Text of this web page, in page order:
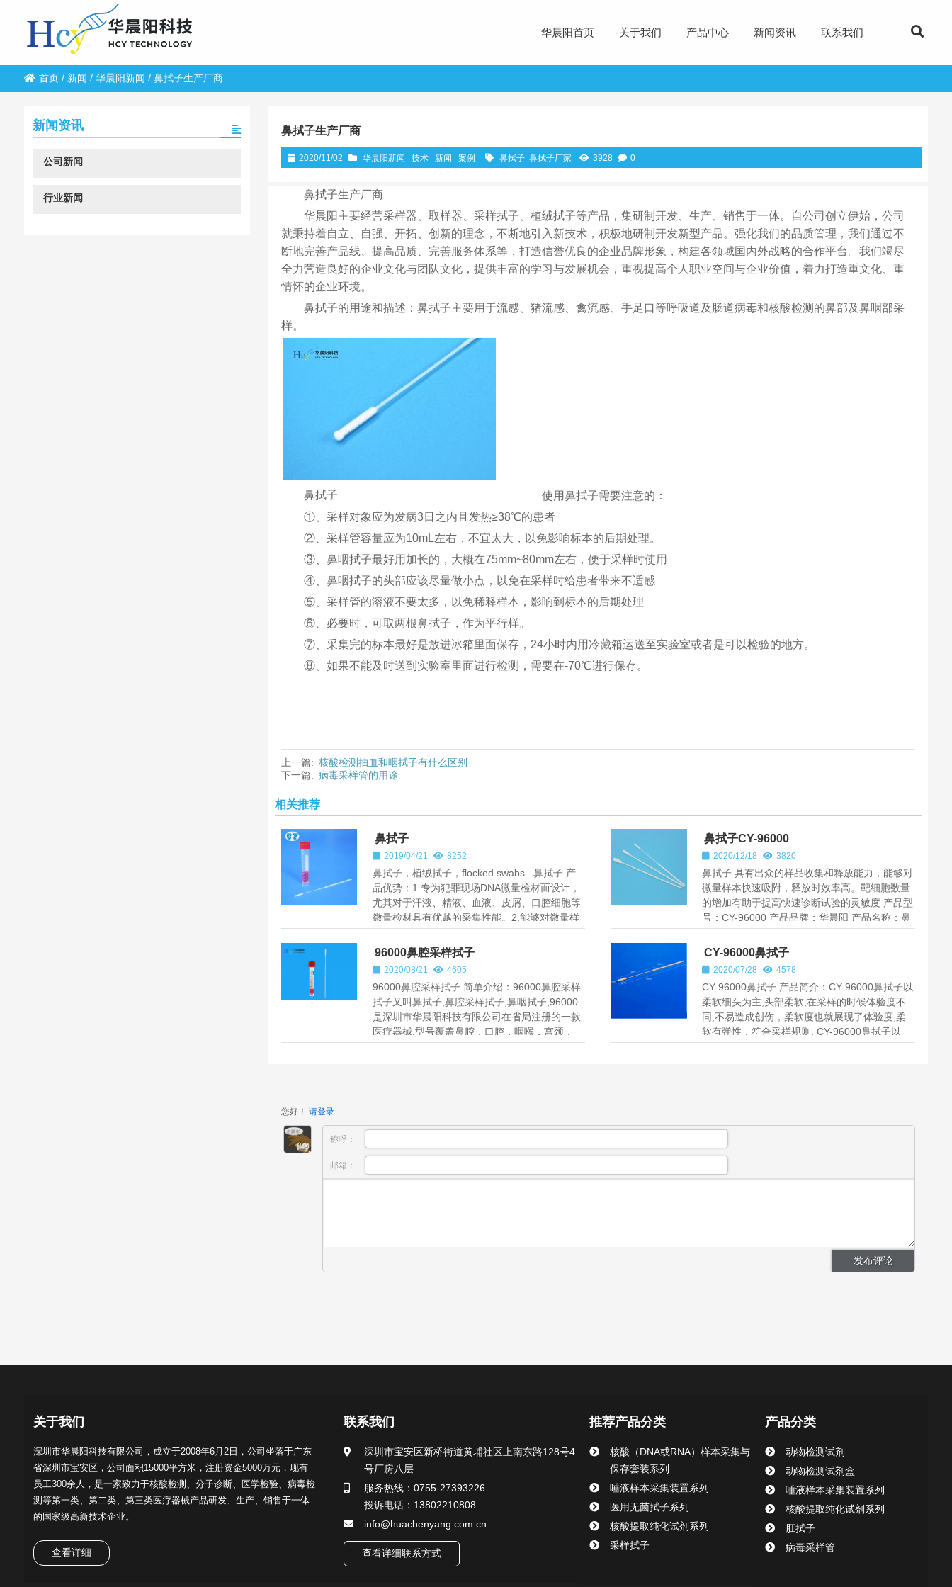
华晨阳首页 关于我们 产品中心 新闻资讯 联系我们
首页/ 新闻 / 华晨阳新闻 / 鼻拭子生产厂商
鼻拭子生产厂商
2020/11/02 华晨阳新闻 技术 新闻 案例 鼻拭子 鼻拭子厂家 3928 0
鼻拭子生产厂商
华晨阳主要经营采样器、取样器、采样拭子、植绒拭子等产品，集研制开发、生产、销售于一体。自公司创立伊始，公司
就秉持着自立、自强、开拓、创新的理念，不断地引入新技术，积极地研制开发新型产品。强化我们的品质管理，我们通过不
断地完善产品线、提高品质、完善服务体系等，打造信誉优良的企业品牌形象，构建各领域国内外战略的合作平台。我们竭尽
全力营造良好的企业文化与团队文化，提供丰富的学习与发展机会，重视提高个人职业空间与企业价值，着力打造重文化、重
情怀的企业环境。
鼻拭子的用途和描述：鼻拭子主要用于流感、猪流感、禽流感、手足口等呼吸道及肠道病毒和核酸检测的鼻部及鼻咽部采
样。
鼻拭子
使用鼻拭子需要注意的：
①、采样对象应为发病3日之内且发热≥38℃的患者
②、采样管容量应为10mL左右，不宜太大，以免影响标本的后期处理。
③、鼻咽拭子最好用加长的，大概在75mm~80mm左右，便于采样时使用
④、鼻咽拭子的头部应该尽量做小点，以免在采样时给患者带来不适感
⑤、采样管的溶液不要太多，以免稀释样本，影响到标本的后期处理
⑥、必要时，可取两根鼻拭子，作为平行样。
⑦、采集完的标本最好是放进冰箱里面保存，24小时内用冷藏箱运送至实验室或者是可以检验的地方。
⑧、如果不能及时送到实验室里面进行检测，需要在-70℃进行保存。
上一篇: 核酸检测抽血和咽拭子有什么区别
下一篇: 病毒采样管的用途
相关推荐
鼻拭子
2019/04/21 8252
鼻拭子，植绒拭子，flocked swabs 鼻拭子 产
品优势：1.专为犯罪现场DNA微量检材而设计，
尤其对于汗液、精液、血液、皮屑、口腔细胞等
微量检材具有优越的采集性能。2.能够对微量样
本快速吸附，释...
鼻拭子CY-96000
2020/12/18 3820
鼻拭子 具有出众的样品收集和释放能力，能够对
微量样本快速吸附，释放时效率高。靶细胞数量
的增加有助于提高快速诊断试验的灵敏度 产品型
号：CY-96000 产品品牌：华晨阳 产品名称：鼻
拭子 材质：ABS+尼龙...
96000鼻腔采样拭子
2020/08/21 4605
96000鼻腔采样拭子 简单介绍：96000鼻腔采样
拭子又叫鼻拭子,鼻腔采样拭子,鼻咽拭子,96000
是深圳市华晨阳科技有限公司在省局注册的一款
医疗器械,型号覆盖鼻腔，口腔，咽喉，宫颈，
取得2类医疗器械生产许可...
CY-96000鼻拭子
2020/07/28 4578
CY-96000鼻拭子 产品简介：CY-96000鼻拭子以
柔软细头为主,头部柔软,在采样的时候体验度不
同,不易造成创伤，柔软度也就展现了体验度,柔
软有弹性，符合采样规则. CY-96000鼻拭子以
15cm的总长度为标准,折断点...
您好！ 请登录
称呼：
邮箱：
新闻资讯
公司新闻
行业新闻
关于我们
深圳市华晨阳科技有限公司，成立于2008年6月2日，公司坐落于广东
省深圳市宝安区，公司面积15000平方米，注册资金5000万元，现有
员工300余人，是一家致力于核酸检测、分子诊断、医学检验、病毒检
测等第一类、第二类、第三类医疗器械产品研发、生产、销售于一体
的国家级高新技术企业。
查看详细
联系我们
深圳市宝安区新桥街道黄埔社区上南东路128号4
号厂房八层
服务热线：0755-27393226
投诉电话：13802210808
info@huachenyang.com.cn
查看详细联系方式
推荐产品分类
核酸（DNA或RNA）样本采集与
保存套装系列
唾液样本采集装置系列
医用无菌拭子系列
核酸提取纯化试剂系列
采样拭子
产品分类
动物检测试剂
动物检测试剂盒
唾液样本采集装置系列
核酸提取纯化试剂系列
肛拭子
病毒采样管